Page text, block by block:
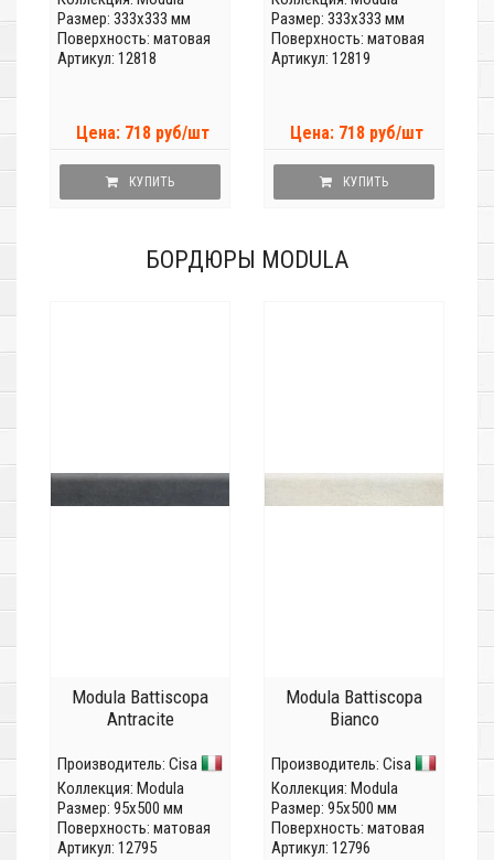
Размер: 333x333 мм
Поверхность: матовая
Артикул: 12818
Цена: 718 руб/шт
КУПИТЬ
Размер: 333x333 мм
Поверхность: матовая
Артикул: 12819
Цена: 718 руб/шт
КУПИТЬ
БОРДЮРЫ MODULA
Modula Battiscopa
Antracite
Производитель: Cisa
Коллекция: Modula
Размер: 95x500 мм
Поверхность: матовая
Артикул: 12795
Modula Battiscopa
Bianco
Производитель: Cisa
Коллекция: Modula
Размер: 95x500 мм
Поверхность: матовая
Артикул: 12796